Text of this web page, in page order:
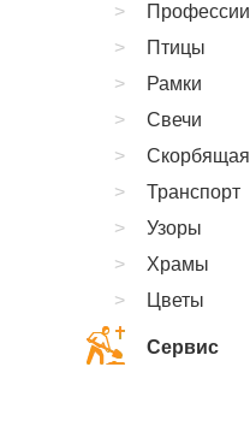
Профессии
Птицы
Рамки
Свечи
Скорбящая
Транспорт
Узоры
Храмы
Цветы
Сервис